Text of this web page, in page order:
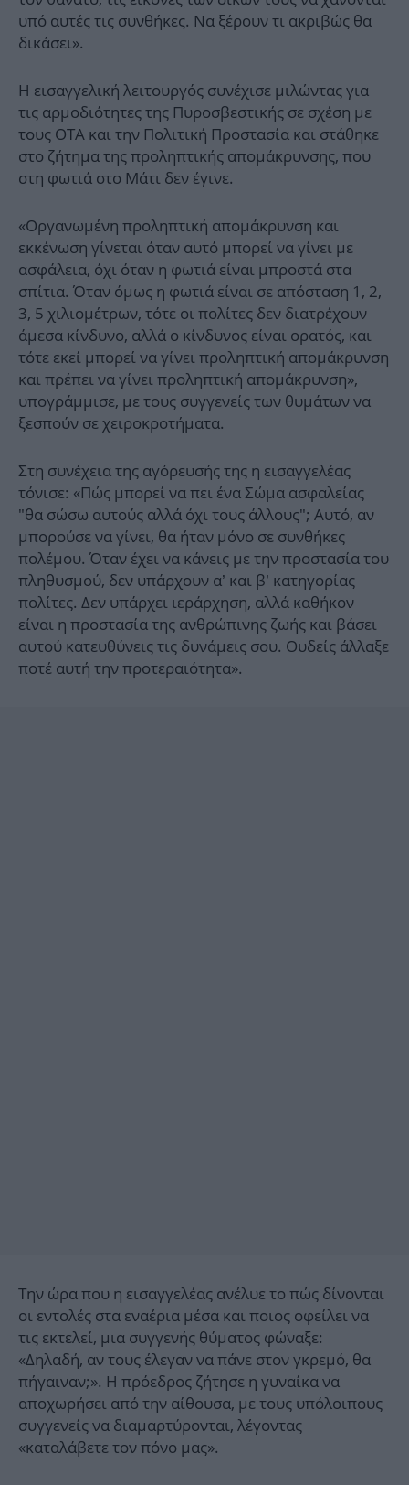
υπό αυτές τις συνθήκες. Να ξέρουν τι ακριβώς θα
δικάσει».
Η εισαγγελική λειτουργός συνέχισε μιλώντας για
τις αρμοδιότητες της Πυροσβεστικής σε σχέση με
τους ΟΤΑ και την Πολιτική Προστασία και στάθηκε
στο ζήτημα της προληπτικής απομάκρυνσης, που
στη φωτιά στο Μάτι δεν έγινε.
«Οργανωμένη προληπτική απομάκρυνση και
εκκένωση γίνεται όταν αυτό μπορεί να γίνει με
ασφάλεια, όχι όταν η φωτιά είναι μπροστά στα
σπίτια. Όταν όμως η φωτιά είναι σε απόσταση 1, 2,
3, 5 χιλιομέτρων, τότε οι πολίτες δεν διατρέχουν
άμεσα κίνδυνο, αλλά ο κίνδυνος είναι ορατός, και
τότε εκεί μπορεί να γίνει προληπτική απομάκρυνση
και πρέπει να γίνει προληπτική απομάκρυνση»,
υπογράμμισε, με τους συγγενείς των θυμάτων να
ξεσπούν σε χειροκροτήματα.
Στη συνέχεια της αγόρευσής της η εισαγγελέας
τόνισε: «Πώς μπορεί να πει ένα Σώμα ασφαλείας
"θα σώσω αυτούς αλλά όχι τους άλλους"; Αυτό, αν
μπορούσε να γίνει, θα ήταν μόνο σε συνθήκες
πολέμου. Όταν έχει να κάνεις με την προστασία του
πληθυσμού, δεν υπάρχουν α’ και β’ κατηγορίας
πολίτες. Δεν υπάρχει ιεράρχηση, αλλά καθήκον
είναι η προστασία της ανθρώπινης ζωής και βάσει
αυτού κατευθύνεις τις δυνάμεις σου. Ουδείς άλλαξε
ποτέ αυτή την προτεραιότητα».
Την ώρα που η εισαγγελέας ανέλυε το πώς δίνονται
οι εντολές στα εναέρια μέσα και ποιος οφείλει να
τις εκτελεί, μια συγγενής θύματος φώναξε:
«Δηλαδή, αν τους έλεγαν να πάνε στον γκρεμό, θα
πήγαιναν;». Η πρόεδρος ζήτησε η γυναίκα να
αποχωρήσει από την αίθουσα, με τους υπόλοιπους
συγγενείς να διαμαρτύρονται, λέγοντας
«καταλάβετε τον πόνο μας».